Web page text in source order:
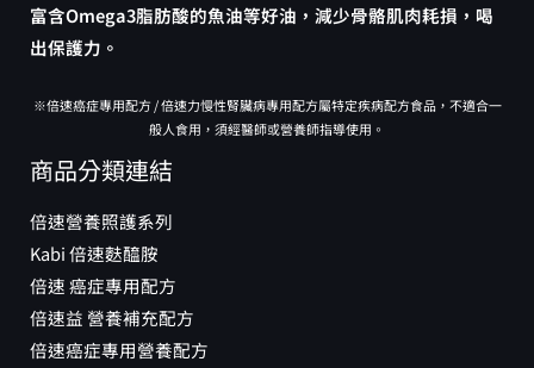
富含Omega3脂肪酸的魚油等好油，減少骨骼肌肉耗損，喝
出保護力。
※倍速癌症專用配方 / 倍速力慢性腎臟病專用配方屬特定疾病配方食品，不適合一
般人食用，須經醫師或營養師指導使用。
商品分類連結
倍速營養照護系列
Kabi 倍速麩醯胺
倍速 癌症專用配方
倍速益 營養補充配方
倍速癌症專用營養配方